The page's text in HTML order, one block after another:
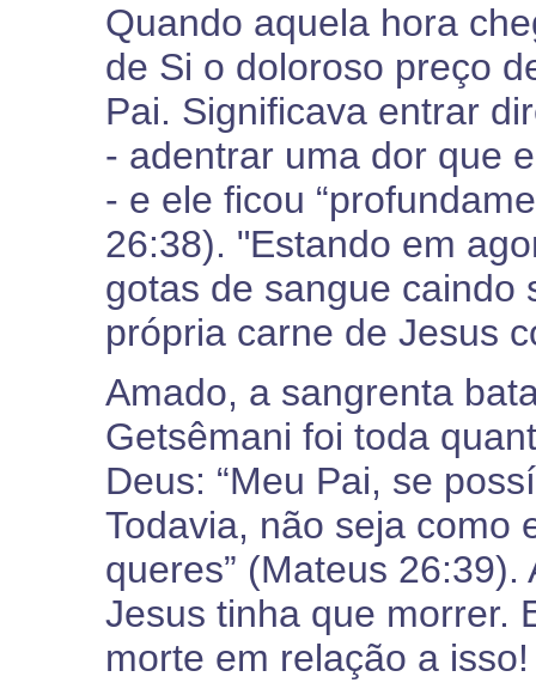
Quando aquela hora
de Si o doloroso preço
Pai. Significava entrar
- adentrar uma dor que
- e ele ficou
26:38). "Estando em
gotas de sangue caindo
própria carne de Jesus
Amado, a sangrenta
Getsêmani foi toda
Deus: “Meu Pai, se
Todavia, não seja como
queres” (Mateus
Jesus tinha que morrer.
morte em relação a isso!